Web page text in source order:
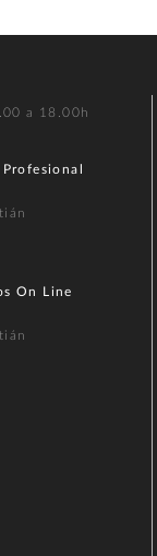
a 18.00h
On Line